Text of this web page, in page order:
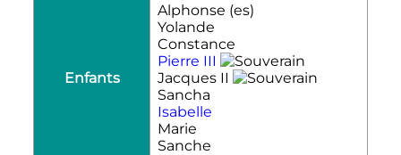
Enfants
Alphonse (es)
Yolande
Constance
Pierre III
Jacques II
Sancha
Isabelle
Marie
Sanche